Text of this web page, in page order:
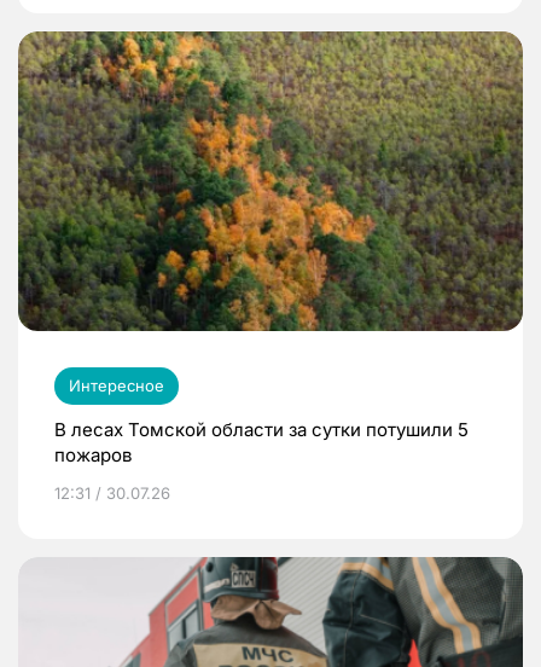
Интересное
В лесах Томской области за сутки потушили 5
пожаров
12:31 / 30.07.26